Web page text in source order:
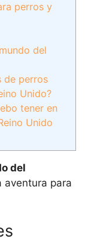
perros y
del
de perros
Unido?
tener en
Unido
del
aventura para